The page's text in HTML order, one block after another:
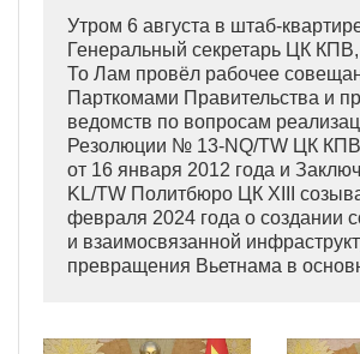
Утром 6 августа в штаб-
Генеральный секретарь ЦК
То Лам провёл рабочее
Парткомами Правительства и
ведомств по вопросам
Резолюции № 13-NQ/TW ЦК
от 16 января 2012 года и
KL/TW Политбюро ЦК XIII
февраля 2024 года о создании
и взаимосвязанной
превращения Вьетнама в